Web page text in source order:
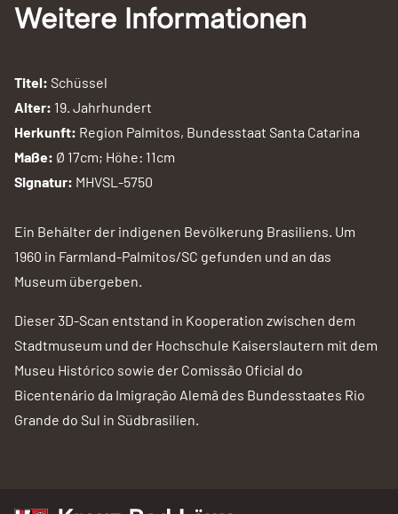
Weitere Informationen
Titel: Schüssel
Alter: 19. Jahrhundert
Herkunft: Region Palmitos, Bundesstaat Santa Catarina
Maße: Ø 17cm; Höhe: 11cm
Signatur: MHVSL-5750
Ein Behälter der indigenen Bevölkerung Brasiliens. Um
1960 in Farmland-Palmitos/SC gefunden und an das
Museum übergeben.
Dieser 3D-Scan entstand in Kooperation zwischen dem
Stadtmuseum und der Hochschule Kaiserslautern mit dem
Museu Histórico sowie der Comissão Oficial do
Bicentenário da Imigração Alemã des Bundesstaates Rio
Grande do Sul in Südbrasilien.